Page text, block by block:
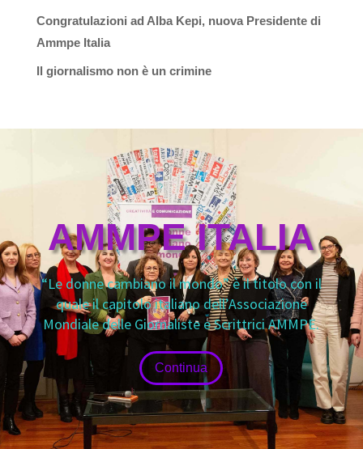
Congratulazioni ad Alba Kepi, nuova Presidente di
Ammpe Italia
Il giornalismo non è un crimine
AMMPE ITALIA
“Le donne cambiano il mondo” è il titolo con il
quale il capitolo italiano dell’Associazione
Mondiale delle Giornaliste e Scrittrici AMMPE.
Continua